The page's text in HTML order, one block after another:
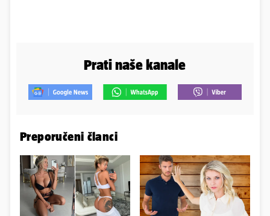
Prati naše kanale
Preporučeni članci